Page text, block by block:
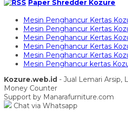
Paper Shredder Kozure
Mesin Penghancur Kertas
Mesin Penghancur Kertas
Mesin Penghancur Kertas
Mesin Penghancur Kertas
Mesin Penghancur Kertas
Mesin Penghancur kertas
Kozure.web.id - Jual Lemari Arsip,
Money Counter
Support by Manarafurniture.com
Chat via Whatsapp